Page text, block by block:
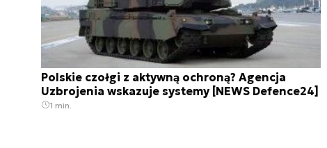
Polskie czołgi z aktywną ochroną? Agencja
Uzbrojenia wskazuje systemy [NEWS Defence24]
1 min.